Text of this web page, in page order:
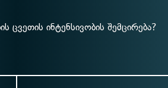
ცვეთის ინტენსივობის შემცირება?